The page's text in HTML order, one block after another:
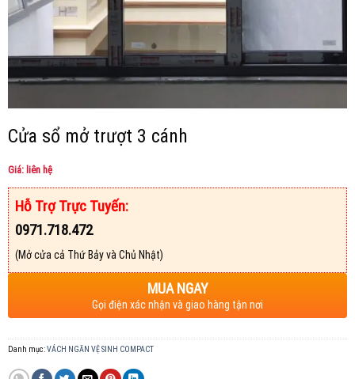
Cửa sổ mở trượt 3 cánh
Giá: liên hệ
Hỗ Trợ Trực Tuyến:
0971.718.472
(Mở cửa cả Thứ Bảy và Chủ Nhật)
MUA NGAY
Gọi điện xác nhận và giao hàng tận nơi
Danh mục:VÁCH NGĂN VỆ SINH COMPACT